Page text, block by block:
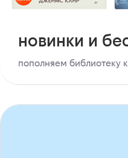
новинки и
пополняем библиотеку